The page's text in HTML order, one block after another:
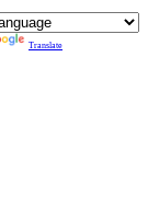
Translate